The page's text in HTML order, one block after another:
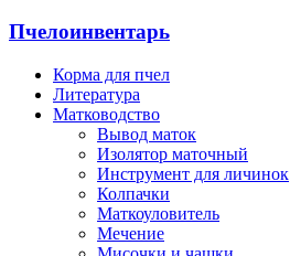
Пчелоинвентарь
Корма для пчел
Литература
Матководство
Вывод маток
Изолятор маточный
Инструмент для личинок
Колпачки
Маткоуловитель
Мечение